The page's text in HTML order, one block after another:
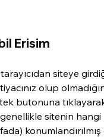
Erisim
siteye
olup
butonuna
sitenin
konumlandırılmış